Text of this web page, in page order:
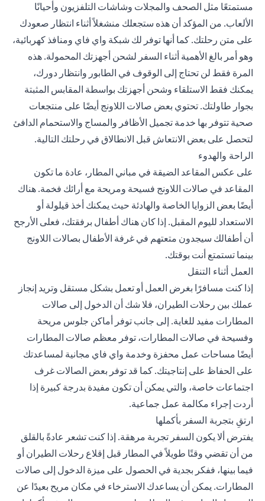
مستمتعًا مثل الصحف والمجلات وشاشات التلفزيون وأحيانًا
الألعاب. من المؤكد أن هذه ستجعلك منشغلاً أثناء انتظار صعودك
على متن رحلتك. كما أنها توفر لك شبكة واي فاي ومنافذ كهربائية،
وهو أمر بالغ الأهمية أثناء السفر لشحن أجهزتك المحمولة. هذه
المرة فقط لن تحتاج إلى الوقوف في الطابور وانتظار دورك،
يمكنك فقط الاستلقاء وشحن أجهزتك بواسطة المقابس المثبتة
بجوار طاولتك. تحتوي بعض صالات اللاونج أيضًا على منتجعات
صحية تتوفر بها خدمة تجميل الأظافر والمساج والاستحمام الدافئ
لتحصل على بعض الانتعاش قبل الانطالاق في رحلتك التالية.
الراحة والهدوء
على عكس المقاعد الضيقة في مباني المطار، عادة ما تكون
المقاعد في صالات اللاونج فسيحة ومريحة مع أرائك فخمة. هناك
أيضًا بعض الزوايا الخاصة والهادئة حيث يمكنك أخذ قيلولة أو
الاستعداد لليوم المقبل. إذا كان هناك أطفال برفقتك، فعلى الأرجح
أن أطفالك سيجدون متعتهم في غرفة الأطفال بصالات اللاونج
بينما تستمتع أنت بوقتك.
العمل أثناء التنقل
إذا كنت مسافرًا بغرض العمل أو تعمل بشكل مستقل وتريد إنجاز
عملك بين رحلات الطيران، فلا شك أن الدخول إلى صالات
المطارات مفيد للغاية. إلى جانب توفر أماكن جلوس مريحة
وفسيحة في صالات المطارات، توفر معظم صالات المطارات
أيضًا مساحات عمل محفزة وخدمة واي فاي مجانية لمساعدتك
على الحفاظ على إنتاجيتك. كما قد توفر بعض الصالات غرف
اجتماعات خاصة، والتي يمكن أن تكون مفيدة بدرجة كبيرة إذا
أردت إجراء مكالمة عمل جماعية.
ارتقِ بتجربة السفر بأكملها
يفترض ألا يكون السفر تجربة مرهقة. إذا كنت تشعر عادةً بالقلق
من أن تقضي وقتًا طويلاً في المطار قبل إقلاع رحلات الطيران أو
فيما بينها، ففكر بجدية في الحصول على ميزة الدخول إلى صالات
المطارات. يمكن أن يساعدك الاسترخاء في مكان مريح بعيدًا عن